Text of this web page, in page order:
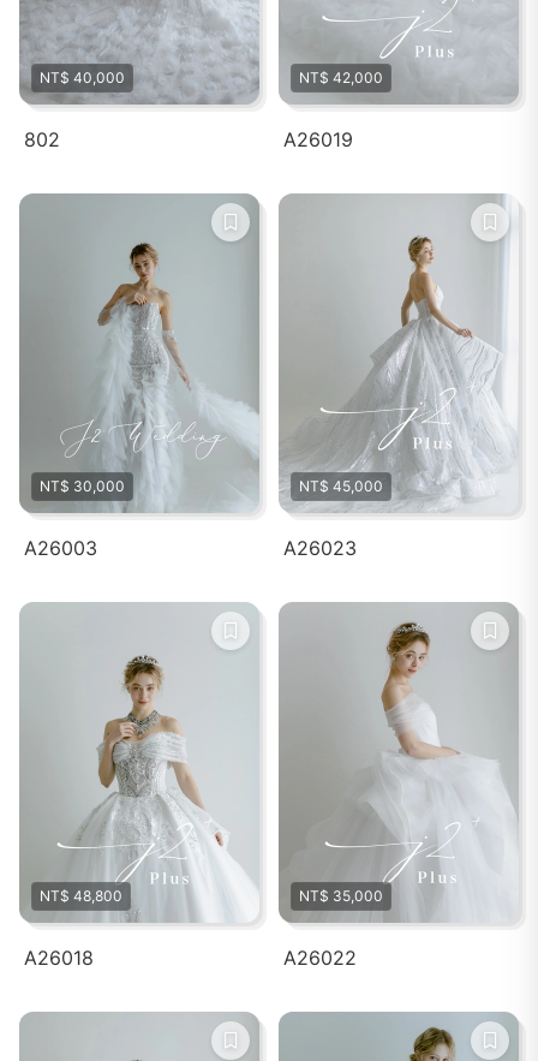
NT$ 40,000
802
NT$ 42,000
A26019
NT$ 30,000
A26003
NT$ 45,000
A26023
NT$ 48,800
A26018
NT$ 35,000
A26022